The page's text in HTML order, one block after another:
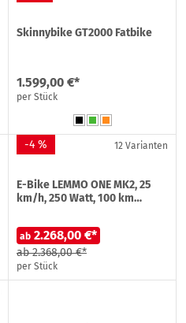
Skinnybike GT2000 Fatbike
1.599,00 €*
per Stück
12 Varianten
-4 %
E-Bike LEMMO ONE MK2, 25
km/h, 250 Watt, 100 km…
ab 2.268,00 €*
ab2.368,00 €*
per Stück